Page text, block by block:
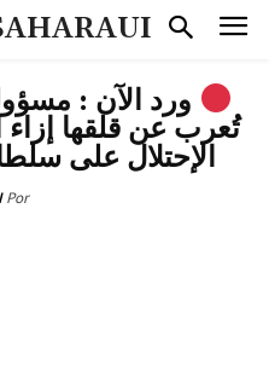
ورد الآن :
تُعرب عن قلقها إزاء
الإحتلال على
Por